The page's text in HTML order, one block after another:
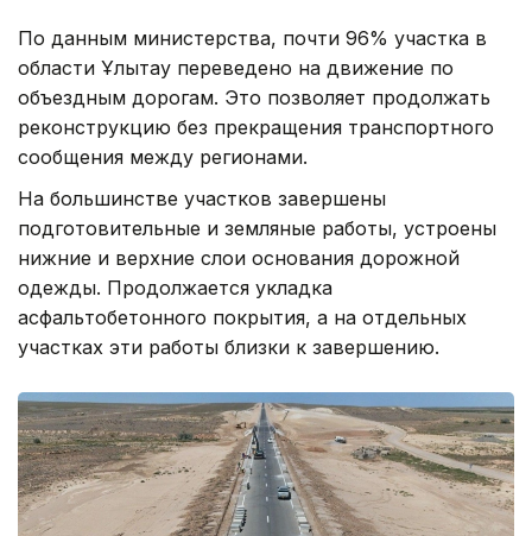
По данным министерства, почти 96% участка в
области Ұлытау переведено на движение по
объездным дорогам. Это позволяет продолжать
реконструкцию без прекращения транспортного
сообщения между регионами.
На большинстве участков завершены
подготовительные и земляные работы, устроены
нижние и верхние слои основания дорожной
одежды. Продолжается укладка
асфальтобетонного покрытия, а на отдельных
участках эти работы близки к завершению.